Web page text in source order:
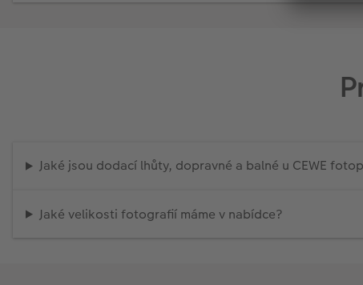
Jaké jsou dodací lhůty, dopravné a balné u CEWE
Jaké velikosti fotografií máme v nabídce?